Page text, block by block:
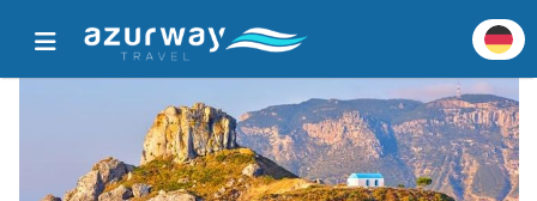
Startseite Alle beliebten Ziele